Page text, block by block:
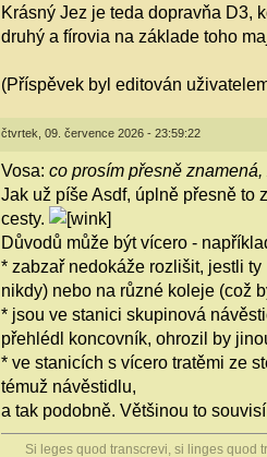
Krásný Jez je teda dopravňa D3,
druhý a fírovia na základe toho
(Příspěvek byl editován
čtvrtek, 09. července 2026 - 23:59:22
Vosa: co prosím přesně
Jak už píše Asdf, úplně přesně to
cesty.
Důvodů může být vícero -
* zabzař nedokáže rozlišit, jestli
nikdy) nebo na různé koleje (což
* jsou ve stanici skupinová
přehlédl koncovník, ohrozil by
* ve stanicích s vícero tratěmi ze
témuž návěstidlu,
a tak podobně. Většinou to
Si leges quod transcrevi, si linges quod